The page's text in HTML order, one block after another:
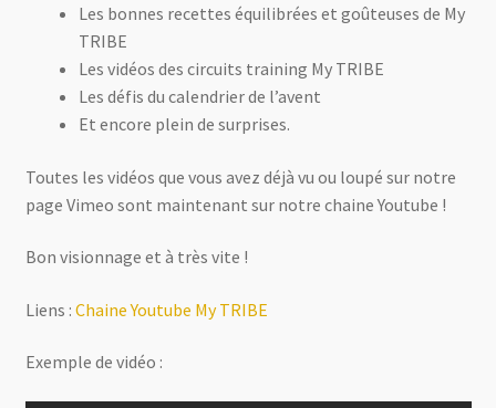
Les bonnes recettes équilibrées et goûteuses de My
TRIBE
Les vidéos des circuits training My TRIBE
Les défis du calendrier de l’avent
Et encore plein de surprises.
Toutes les vidéos que vous avez déjà vu ou loupé sur notre
page Vimeo sont maintenant sur notre chaine Youtube !
Bon visionnage et à très vite !
Liens : Chaine Youtube My TRIBE
Exemple de vidéo :